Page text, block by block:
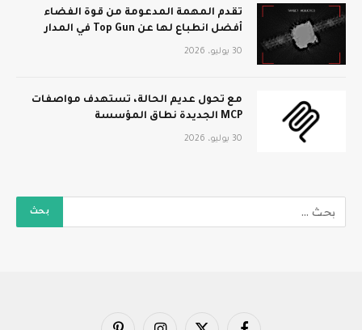
تقدم المهمة المدعومة من قوة الفضاء
أفضل انطباع لها عن Top Gun في المدار
30 يوليو، 2026
مع تحول عديم الحالة، تستهدف مواصفات
MCP الجديدة نطاق المؤسسة
30 يوليو، 2026